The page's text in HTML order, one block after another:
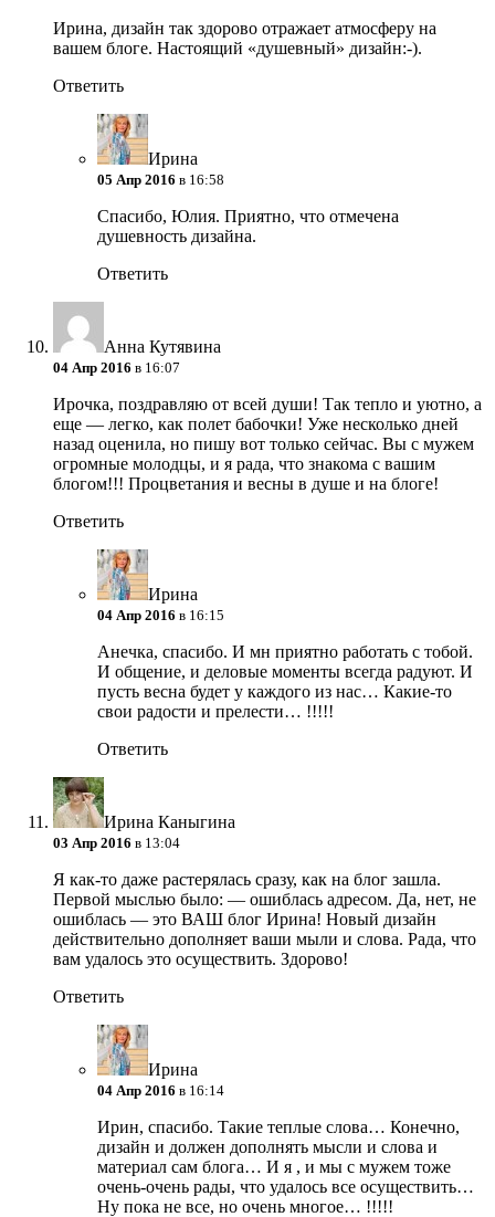
Ирина, дизайн так здорово отражает атмосферу на
вашем блоге. Настоящий «душевный» дизайн:-).
Ответить
Ирина
05 Апр 2016 в 16:58
Спасибо, Юлия. Приятно, что отмечена
душевность дизайна.
Ответить
Анна Кутявина
04 Апр 2016 в 16:07
Ирочка, поздравляю от всей души! Так тепло и уютно, а
еще — легко, как полет бабочки! Уже несколько дней
назад оценила, но пишу вот только сейчас. Вы с мужем
огромные молодцы, и я рада, что знакома с вашим
блогом!!! Процветания и весны в душе и на блоге!
Ответить
Ирина
04 Апр 2016 в 16:15
Анечка, спасибо. И мн приятно работать с тобой.
И общение, и деловые моменты всегда радуют. И
пусть весна будет у каждого из нас… Какие-то
свои радости и прелести… !!!!!
Ответить
Ирина Каныгина
03 Апр 2016 в 13:04
Я как-то даже растерялась сразу, как на блог зашла.
Первой мыслью было: — ошиблась адресом. Да, нет, не
ошиблась — это ВАШ блог Ирина! Новый дизайн
действительно дополняет ваши мыли и слова. Рада, что
вам удалось это осуществить. Здорово!
Ответить
Ирина
04 Апр 2016 в 16:14
Ирин, спасибо. Такие теплые слова… Конечно,
дизайн и должен дополнять мысли и слова и
материал сам блога… И я , и мы с мужем тоже
очень-очень рады, что удалось все осуществить…
Ну пока не все, но очень многое… !!!!!